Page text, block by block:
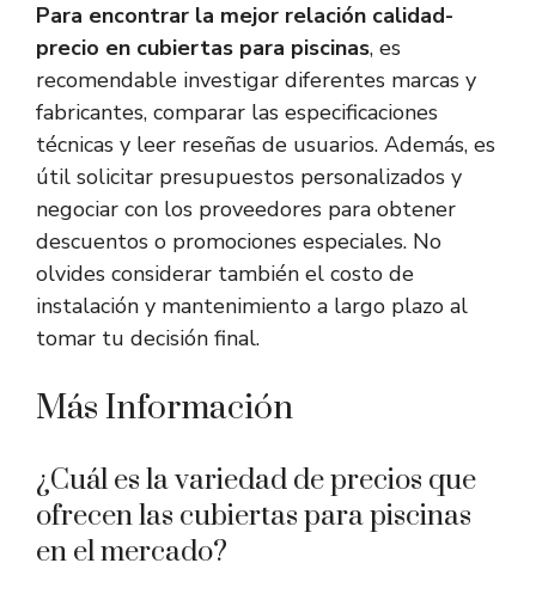
Para encontrar la mejor relación calidad-
precio en cubiertas para piscinas, es
recomendable investigar diferentes marcas y
fabricantes, comparar las especificaciones
técnicas y leer reseñas de usuarios. Además, es
útil solicitar presupuestos personalizados y
negociar con los proveedores para obtener
descuentos o promociones especiales. No
olvides considerar también el costo de
instalación y mantenimiento a largo plazo al
tomar tu decisión final.
Más Información
¿Cuál es la variedad de precios que
ofrecen las cubiertas para piscinas
en el mercado?